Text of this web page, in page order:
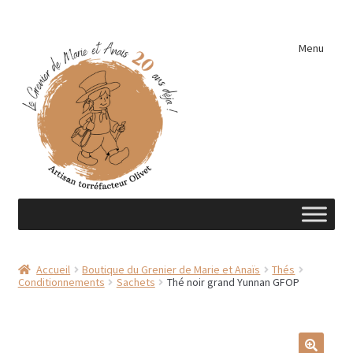
navigation
contenu
Menu
A découvrir …
Accueil Boutique du Grenier de Marie et Anaïs
Thés
Conditionnements
Sachets Thé noir grand Yunnan GFOP